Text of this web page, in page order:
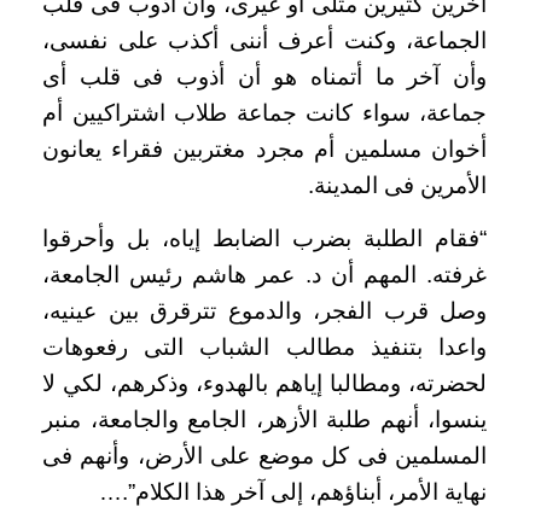
الجماعة، وكنت أعرف أننى أكذب على نفسى،
وأن آخر ما أتمناه هو أن أذوب فى قلب أى
جماعة، سواء كانت جماعة طلاب اشتراكيين أم
أخوان مسلمين أم مجرد مغتربين فقراء يعانون
الأمرين فى المدينة.
“فقام الطلبة بضرب الضابط إياه، بل وأحرقوا
غرفته. المهم أن د. عمر هاشم رئيس الجامعة،
وصل قرب الفجر، والدموع تترقرق بين عينيه،
واعدا بتنفيذ مطالب الشباب التى رفعوهات
لحضرته، ومطالبا إياهم بالهدوء، وذكرهم، لكي لا
ينسوا، أنهم طلبة الأزهر، الجامع والجامعة، منبر
المسلمين فى كل موضع على الأرض، وأنهم فى
نهاية الأمر، أبناؤهم، إلى آخر هذا الكلام….”